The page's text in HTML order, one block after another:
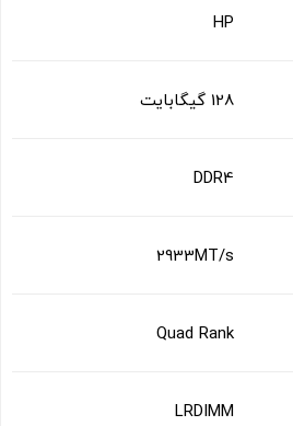
HP
128 گیگابایت
DDR4
2933MT/s
Quad Rank
LRDIMM